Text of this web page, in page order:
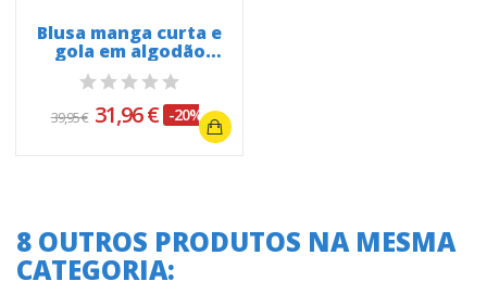
Blusa manga curta e
gola em algodão
bordado 26208
39,95 € 31,96 € -20%
8 OUTROS PRODUTOS NA MESMA
CATEGORIA: